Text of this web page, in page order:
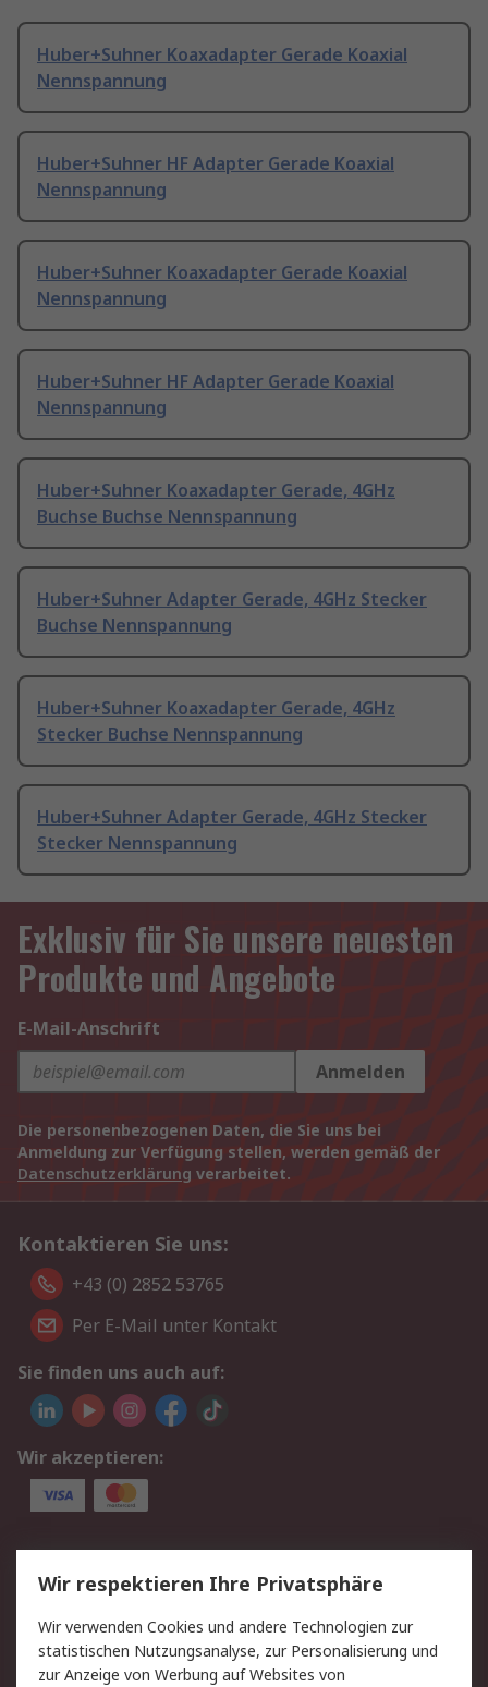
Huber+Suhner Koaxadapter Gerade Koaxial
Nennspannung
Huber+Suhner HF Adapter Gerade Koaxial
Nennspannung
Huber+Suhner Koaxadapter Gerade Koaxial
Nennspannung
Huber+Suhner HF Adapter Gerade Koaxial
Nennspannung
Huber+Suhner Koaxadapter Gerade, 4GHz
Buchse Buchse Nennspannung
Huber+Suhner Adapter Gerade, 4GHz Stecker
Buchse Nennspannung
Huber+Suhner Koaxadapter Gerade, 4GHz
Stecker Buchse Nennspannung
Huber+Suhner Adapter Gerade, 4GHz Stecker
Stecker Nennspannung
Exklusiv für Sie unsere neuesten
Produkte und Angebote
E-Mail-Anschrift
Anmelden
Die personenbezogenen Daten, die Sie uns bei
Anmeldung zur Verfügung stellen, werden gemäß der
Datenschutzerklärung verarbeitet.
Kontaktieren Sie uns:
+43 (0) 2852 53765
Per E-Mail unter Kontakt
Sie finden uns auch auf:
Wir akzeptieren:
Service
Value Added Services
Lieferlösungen
Rücksendung/Entsorgung Kontakt
Hilfe
Wir respektieren Ihre Privatsphäre
Wir verwenden Cookies und andere Technologien zur
statistischen Nutzungsanalyse, zur Personalisierung und
zur Anzeige von Werbung auf Websites von